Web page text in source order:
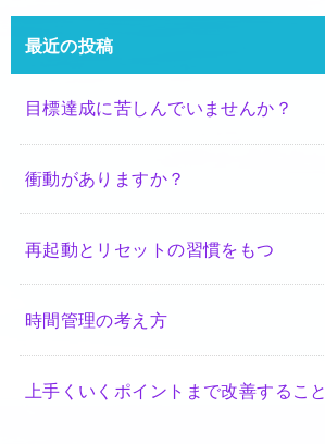
最近の投稿
目標達成に苦しんでいませんか？
衝動がありますか？
再起動とリセットの習慣をもつ
時間管理の考え方
上手くいくポイントまで改善すること